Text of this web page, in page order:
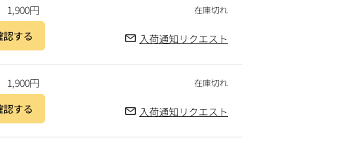
1,900円
入荷通知リクエスト
する
1,900円
入荷通知リクエスト
する